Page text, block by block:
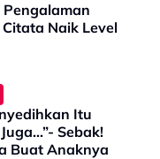
Naik Level
Itu
Sebak!
Buat Anaknya